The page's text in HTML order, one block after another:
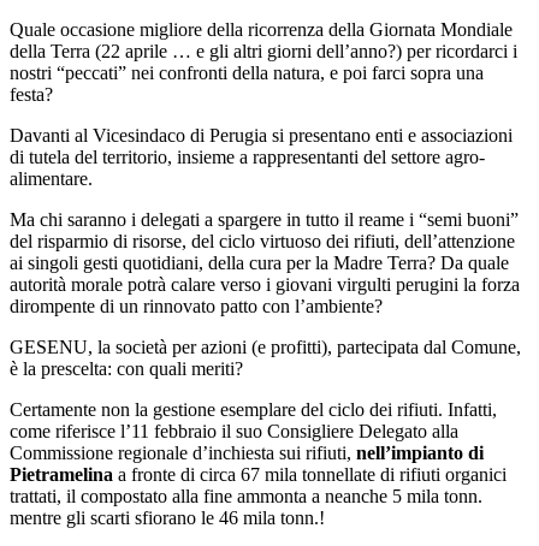
Quale occasione migliore della ricorrenza della Giornata Mondiale
della Terra (22 aprile … e gli altri giorni dell’anno?) per ricordarci i
nostri “peccati” nei confronti della natura, e poi farci sopra una
festa?
Davanti al Vicesindaco di Perugia si presentano enti e associazioni
di tutela del territorio, insieme a rappresentanti del settore agro-
alimentare.
Ma chi saranno i delegati a spargere in tutto il reame i “semi buoni”
del risparmio di risorse, del ciclo virtuoso dei rifiuti, dell’attenzione
ai singoli gesti quotidiani, della cura per la Madre Terra? Da quale
autorità morale potrà calare verso i giovani virgulti perugini la forza
dirompente di un rinnovato patto con l’ambiente?
GESENU, la società per azioni (e profitti), partecipata dal Comune,
è la prescelta: con quali meriti?
Certamente non la gestione esemplare del ciclo dei rifiuti. Infatti,
come riferisce l’11 febbraio il suo Consigliere Delegato alla
Commissione regionale d’inchiesta sui rifiuti, nell’impianto di
Pietramelina a fronte di circa 67 mila tonnellate di rifiuti organici
trattati, il compostato alla fine ammonta a neanche 5 mila tonn.
mentre gli scarti sfiorano le 46 mila tonn.!